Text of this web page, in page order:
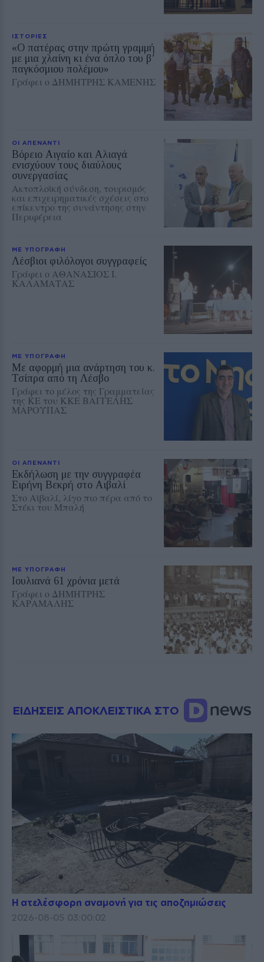
ΙΣΤΟΡΙΕΣ
«Ο πατέρας στην πρώτη γραμμή
με μια χλαίνη κι ένα όπλο του β’
παγκόσμιου πολέμου»
Γράφει ο ΔΗΜΗΤΡΗΣ ΚΑΜΕΝΗΣ
ΟΙ ΑΠΕΝΑΝΤΙ
Βόρειο Αιγαίο και Αλιαγά
ενισχύουν τους διαύλους
συνεργασίας
Ακτοπλοϊκή σύνδεση, τουρισμός
και επιχειρηματικές σχέσεις στο
επίκεντρο της συνάντησης στην
Περιφέρεια
ΜΕ ΥΠΟΓΡΑΦΗ
Λέσβιοι φιλόλογοι συγγραφείς
Γράφει ο ΑΘΑΝΑΣΙΟΣ Ι.
ΚΑΛΑΜΑΤΑΣ
ΜΕ ΥΠΟΓΡΑΦΗ
Με αφορμή μια ανάρτηση του κ.
Τσίπρα από τη Λέσβο
Γράφει το μέλος της Γραμματείας
της ΚΕ του ΚΚΕ ΒΑΓΓΕΛΗΣ
ΜΑΡΟΥΠΑΣ
ΟΙ ΑΠΕΝΑΝΤΙ
Εκδήλωση με την συγγραφέα
Ειρήνη Βεκρή στο Αιβαλί
Στο Αϊβαλί, λίγο πιο πέρα από το
Στέκι του Μπαλή
ΜΕ ΥΠΟΓΡΑΦΗ
Ioυλιανά 61 χρόνια μετά
Γράφει ο ΔΗΜΗΤΡΗΣ
ΚΑΡΑΜΑΛΗΣ
ΕΙΔΗΣΕΙΣ ΑΠΟΚΛΕΙΣΤΙΚΑ ΣΤΟ
Η ατελέσφορη αναμονή για τις αποζημιώσεις
2026-08-05 03:00:02